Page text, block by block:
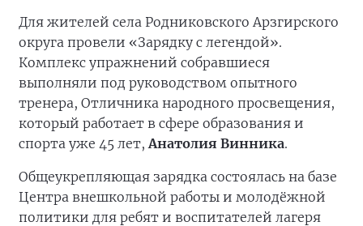
Для жителей села Родниковского Арзгирского
округа провели «Зарядку с легендой».
Комплекс упражнений собравшиеся
выполняли под руководством опытного
тренера, Отличника народного просвещения,
который работает в сфере образования и
спорта уже 45 лет, Анатолия Винника.
Общеукрепляющая зарядка состоялась на базе
Центра внешкольной работы и молодёжной
политики для ребят и воспитателей лагеря